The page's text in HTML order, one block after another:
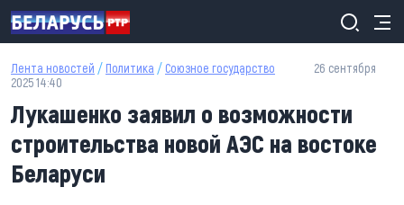
Перейти к основному содержанию
Лента новостей / Политика / Союзное государство
26 сентября
2025 14:40
Лукашенко заявил о возможности
строительства новой АЭС на востоке
Беларуси